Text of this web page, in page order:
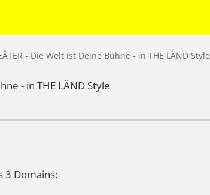
- Die Welt ist Deine Bühne - in THE LÄND Style
- in THE LÄND Style
3 Domains: